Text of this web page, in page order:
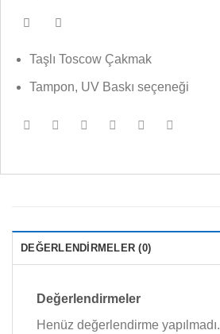
Taşlı Toscow Çakmak
Tampon, UV Baskı seçeneği
DEĞERLENDIRMELER (0)
Değerlendirmeler
Henüz değerlendirme yapılmadı.